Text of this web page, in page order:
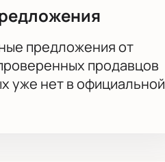
предложения от
продавцов
уже нет в официальной